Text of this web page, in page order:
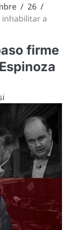
26
inhabilitar a
firme